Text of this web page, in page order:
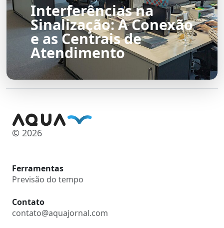
Interferências na
Sinalização: A Conexão
e as Centrais de
Atendimento
© 2026
Ferramentas
Previsão do tempo
Contato
contato@aquajornal.com